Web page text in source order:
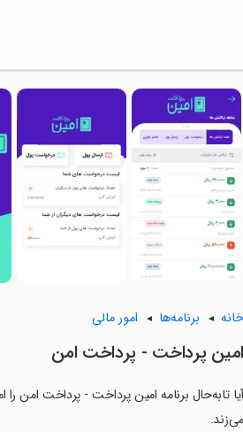
خانه برنامه‌ها امور مالی
‏امین پرداخت - پرداخت امن
آیا تابه‌حال برنامه ‏امین پرداخت - پرداخت امن
می‌زند.